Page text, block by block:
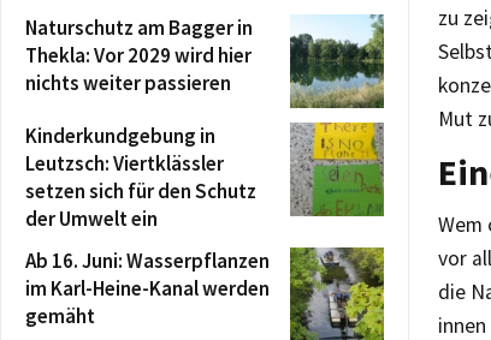
zu
Mut
Wem
vor
die
Naturschutz am Bagger in
Thekla: Vor 2029 wird hier
nichts weiter passieren
Kinderkundgebung in
Leutzsch: Viertklässler
setzen sich für den Schutz
der Umwelt ein
Ab 16. Juni: Wasserpflanzen
im Karl-Heine-Kanal werden
gemäht